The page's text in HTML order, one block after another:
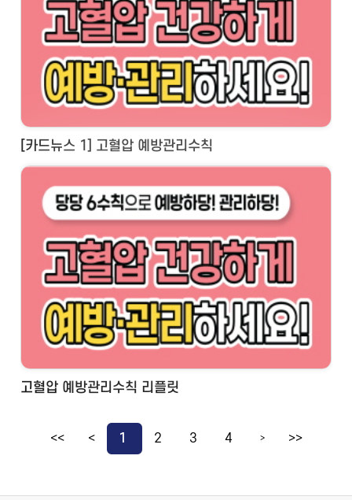
[카드뉴스 1] 고혈압 예방관리수칙
고혈압 예방관리수칙 리플릿
<< < 1 2 3 4 > >>